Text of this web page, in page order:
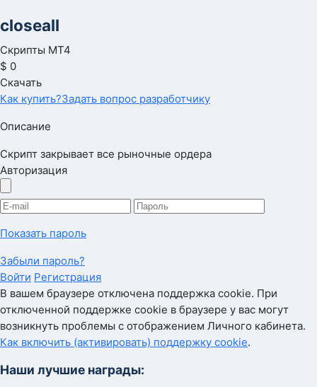
closeall
Скрипты МТ4
$ 0
Скачать
Как купить?Задать вопрос разработчику
Описание
Скрипт закрывает все рыночные ордера
Авторизация
Показать пароль
Забыли пароль?
Войти Регистрация
В вашем браузере отключена поддержка cookie. При
отключенной поддержке cookie в браузере у вас могут
возникнуть проблемы с отображением Личного кабинета.
Как включить (активировать) поддержку cookie.
Наши лучшие награды: